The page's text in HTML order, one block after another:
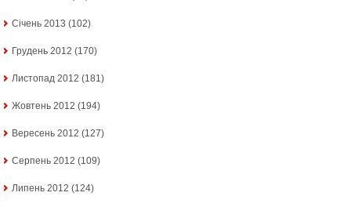
Січень 2013 (102)
Грудень 2012 (170)
Листопад 2012 (181)
Жовтень 2012 (194)
Вересень 2012 (127)
Серпень 2012 (109)
Липень 2012 (124)